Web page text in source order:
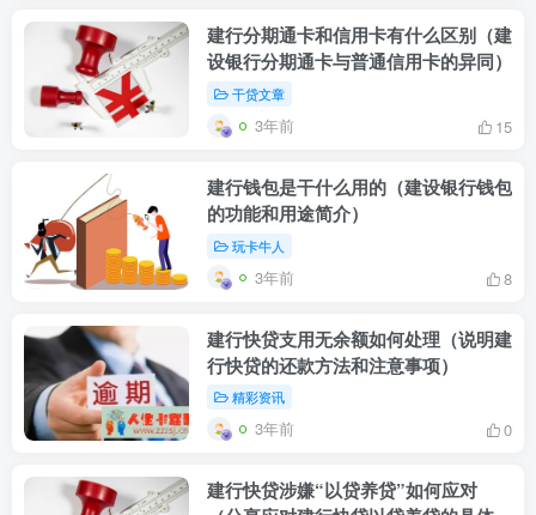
建行分期通卡和信用卡有什么区别（建
设银行分期通卡与普通信用卡的异同）
干贷文章
3年前 15
建行钱包是干什么用的（建设银行钱包
的功能和用途简介）
玩卡牛人
3年前 8
建行快贷支用无余额如何处理（说明建
行快贷的还款方法和注意事项）
精彩资讯
3年前 0
建行快贷涉嫌“以贷养贷”如何应对